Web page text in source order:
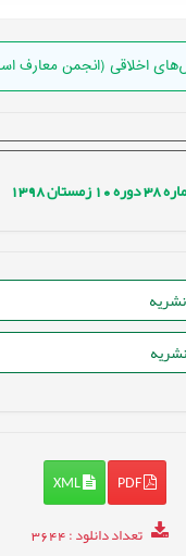
اخلاقی (انجمن معارف
38 دوره10 زمستان1398
PDF
XML
تعداد دانلود: 3644